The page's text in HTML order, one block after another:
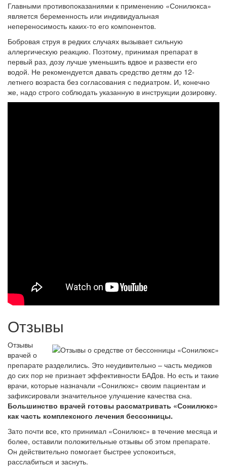
Главными противопоказаниями к применению «Сонилюкса»
является беременность или индивидуальная
непереносимость каких-то его компонентов.
Бобровая струя в редких случаях вызывает сильную
аллергическую реакцию. Поэтому, принимая препарат в
первый раз, дозу лучше уменьшить вдвое и развести его
водой. Не рекомендуется давать средство детям до 12-
летнего возраста без согласования с педиатром. И, конечно
же, надо строго соблюдать указанную в инструкции дозировку.
Отзывы
Отзывы
врачей о
препарате разделились. Это неудивительно – часть медиков
до сих пор не признает эффективности БАДов. Но есть и такие
врачи, которые назначали «Сонилюкс» своим пациентам и
зафиксировали значительное улучшение качества сна.
Большинство врачей готовы рассматривать «Сонилюкс»
как часть комплексного лечения бессонницы.
Зато почти все, кто принимал «Сонилюкс» в течение месяца и
более, оставили положительные отзывы об этом препарате.
Он действительно помогает быстрее успокоиться,
расслабиться и заснуть.